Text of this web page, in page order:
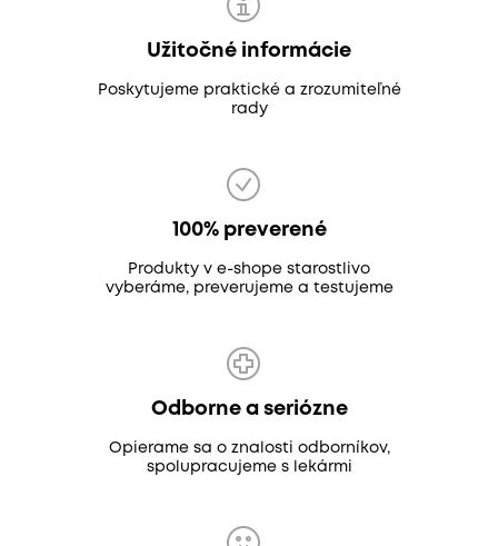
Užitočné informácie
Poskytujeme praktické a zrozumiteľné
rady
100% preverené
Produkty v e-shope starostlivo
vyberáme, preverujeme a testujeme
Odborne a seriózne
Opierame sa o znalosti odborníkov,
spolupracujeme s lekármi